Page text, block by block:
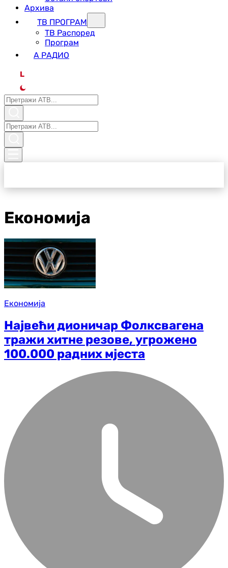
Архива
ТВ ПРОГРАМ
ТВ Распоред
Програм
А РАДИО
L
Економија
Економија
Највећи дионичар Фолксвагена
тражи хитне резове, угрожено
100.000 радних мјеста